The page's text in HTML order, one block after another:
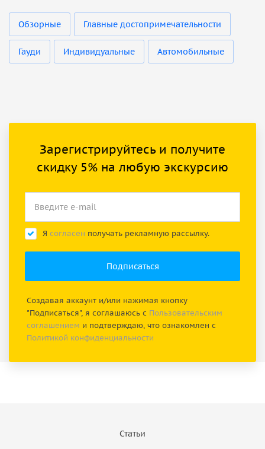
Обзорные Главные достопримечательности
Гауди Индивидуальные Автомобильные
Зарегистрируйтесь и получите
скидку 5% на любую экскурсию
Я согласен получать рекламную рассылку.
Создавая аккаунт и/или нажимая кнопку
"Подписаться", я соглашаюсь с Пользовательским
соглашением и подтверждаю, что ознакомлен с
Политикой конфиденциальности
Статьи